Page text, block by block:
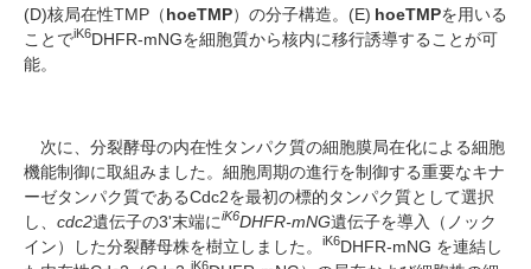
(D)核局在性TMP （hoeTMP）の分子構造。 (E) hoeTMPを用いる
ことでiK6DHFR-mNGを細胞質から核内に移行誘導することが可
能。
次に、分裂酵母の内在性タンパク質の細胞膜局在化による細胞
機能制御に取組みました。細胞周期の進行を制御する重要なキナ
ーゼタンパク質であるCdc2を最初の標的タンパク質として選択
し、 cdc2遺伝子の3'末端にiK6DHFR-mNG遺伝子を導入（ノック
イン）した分裂酵母株を樹立しました。
iK6DHFR-mNG を連結し
iK6